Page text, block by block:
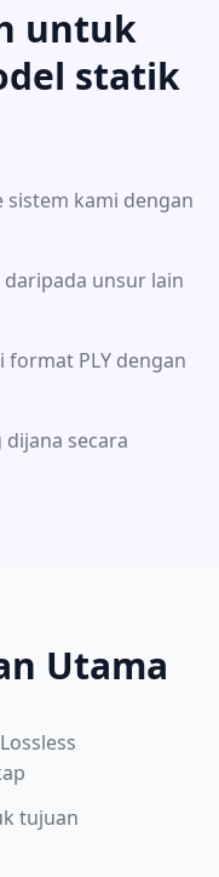
untuk
statik
kami dengan
unsur lain
PLY dengan
secara
Utama
tujuan